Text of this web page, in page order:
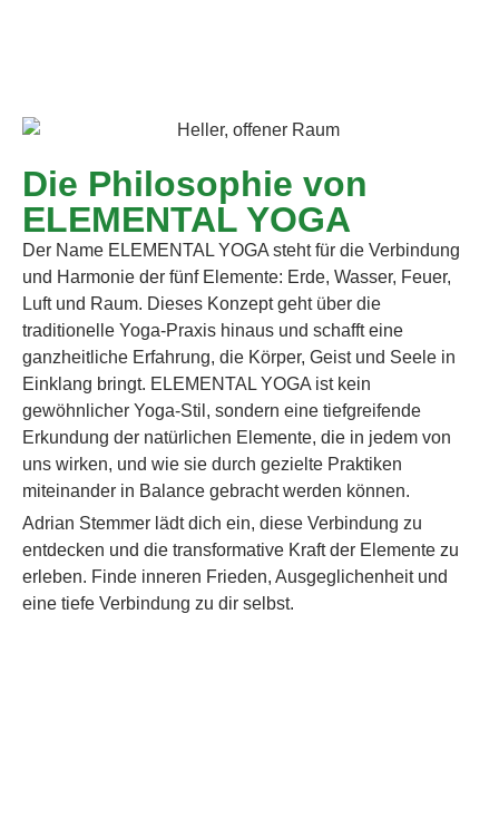
Die Philosophie von
ELEMENTAL YOGA
Der Name ELEMENTAL YOGA steht für die Verbindung
und Harmonie der fünf Elemente: Erde, Wasser, Feuer,
Luft und Raum. Dieses Konzept geht über die
traditionelle Yoga-Praxis hinaus und schafft eine
ganzheitliche Erfahrung, die Körper, Geist und Seele in
Einklang bringt. ELEMENTAL YOGA ist kein
gewöhnlicher Yoga-Stil, sondern eine tiefgreifende
Erkundung der natürlichen Elemente, die in jedem von
uns wirken, und wie sie durch gezielte Praktiken
miteinander in Balance gebracht werden können.
Adrian Stemmer lädt dich ein, diese Verbindung zu
entdecken und die transformative Kraft der Elemente zu
erleben. Finde inneren Frieden, Ausgeglichenheit und
eine tiefe Verbindung zu dir selbst.